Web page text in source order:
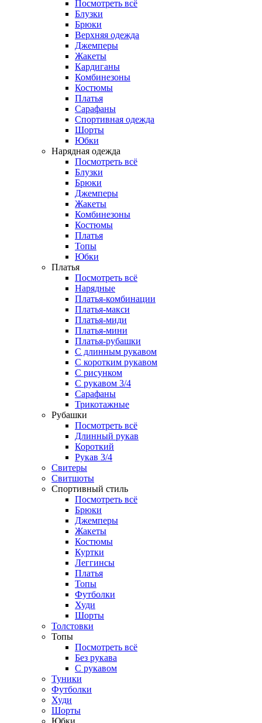
Посмотреть всё
Блузки
Брюки
Верхняя одежда
Джемперы
Жакеты
Кардиганы
Комбинезоны
Костюмы
Платья
Сарафаны
Спортивная одежда
Шорты
Юбки
Нарядная одежда
Посмотреть всё
Блузки
Брюки
Джемперы
Жакеты
Комбинезоны
Костюмы
Платья
Топы
Юбки
Платья
Посмотреть всё
Нарядные
Платья-комбинации
Платья-макси
Платья-миди
Платья-мини
Платья-рубашки
С длинным рукавом
С коротким рукавом
С рисунком
С рукавом 3/4
Сарафаны
Трикотажные
Рубашки
Посмотреть всё
Длинный рукав
Короткий
Рукав 3/4
Свитеры
Свитшоты
Спортивный стиль
Посмотреть всё
Брюки
Джемперы
Жакеты
Костюмы
Куртки
Леггинсы
Платья
Топы
Футболки
Худи
Шорты
Толстовки
Топы
Посмотреть всё
Без рукава
С рукавом
Туники
Футболки
Худи
Шорты
Юбки